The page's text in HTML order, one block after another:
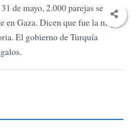
de mayo, 2.000 parejas se
en Gaza. Dicen que fue la mayor
El gobierno de Turquía